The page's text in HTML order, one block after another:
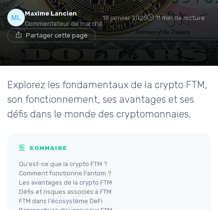
Maxime Lancien
Commentateur de marché
18 janvier 2025 11 min de lecture
Partager cette page
Explorez les fondamentaux de la crypto FTM,
son fonctionnement, ses avantages et ses
défis dans le monde des cryptomonnaies.
SOMMAIRE
Qu'est-ce que la crypto FTM ?
Comment fonctionne Fantom ?
Les avantages de la crypto FTM
Défis et risques associés à FTM
FTM dans l'écosystème DeFi